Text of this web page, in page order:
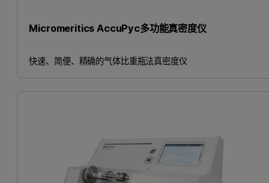
Micromeritics AccuPyc多功能真密度仪
快速、简便、精确的气体比重瓶法真密度仪